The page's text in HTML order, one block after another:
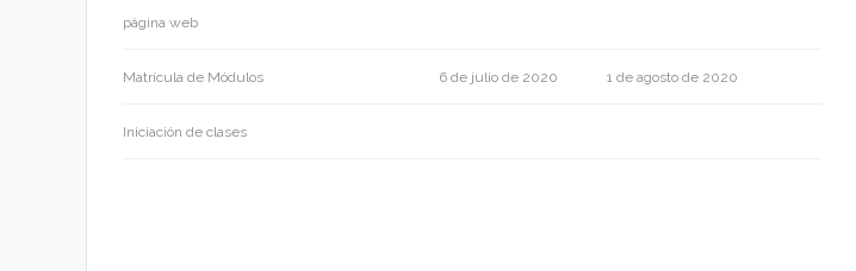
página web
Matrícula de Módulos 6 de julio de 2020 1 de agosto de 2020
Iniciación de clases